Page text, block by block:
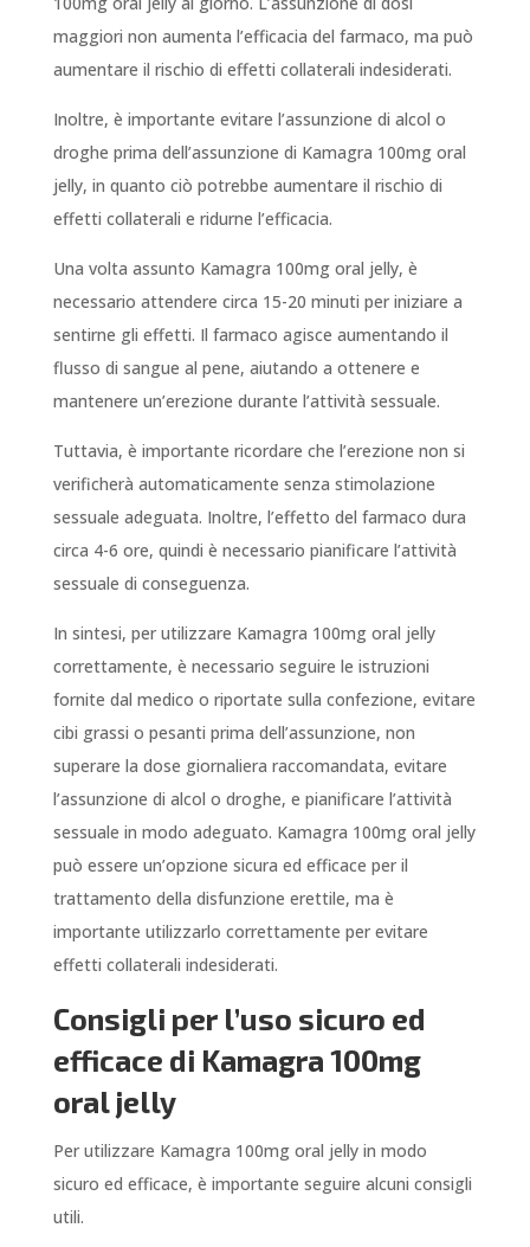
maggiori non aumenta l’efficacia del farmaco, ma può
aumentare il rischio di effetti collaterali indesiderati.
Inoltre, è importante evitare l’assunzione di alcol o
droghe prima dell’assunzione di Kamagra 100mg oral
jelly, in quanto ciò potrebbe aumentare il rischio di
effetti collaterali e ridurne l’efficacia.
Una volta assunto Kamagra 100mg oral jelly, è
necessario attendere circa 15-20 minuti per iniziare a
sentirne gli effetti. Il farmaco agisce aumentando il
flusso di sangue al pene, aiutando a ottenere e
mantenere un’erezione durante l’attività sessuale.
Tuttavia, è importante ricordare che l’erezione non si
verificherà automaticamente senza stimolazione
sessuale adeguata. Inoltre, l’effetto del farmaco dura
circa 4-6 ore, quindi è necessario pianificare l’attività
sessuale di conseguenza.
In sintesi, per utilizzare Kamagra 100mg oral jelly
correttamente, è necessario seguire le istruzioni
fornite dal medico o riportate sulla confezione, evitare
cibi grassi o pesanti prima dell’assunzione, non
superare la dose giornaliera raccomandata, evitare
l’assunzione di alcol o droghe, e pianificare l’attività
sessuale in modo adeguato. Kamagra 100mg oral jelly
può essere un’opzione sicura ed efficace per il
trattamento della disfunzione erettile, ma è
importante utilizzarlo correttamente per evitare
effetti collaterali indesiderati.
Consigli per l’uso sicuro ed
efficace di Kamagra 100mg
oral jelly
Per utilizzare Kamagra 100mg oral jelly in modo
sicuro ed efficace, è importante seguire alcuni consigli
utili.